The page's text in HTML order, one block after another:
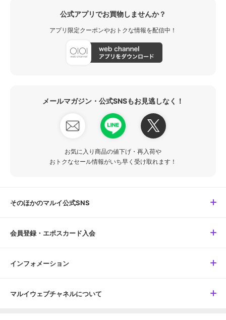
公式アプリでお買物しませんか？
アプリ限定クーポンやおトクな情報を配信中！
メールマガジン・公式SNSもお見逃しなく！
お気に入り商品の値下げ・再入荷や
おトクなセール情報がいち早く受け取れます！
そのほかのマルイ公式SNS
会員登録・エポスカード入会
インフォメーション
マルイウェブチャネルについて